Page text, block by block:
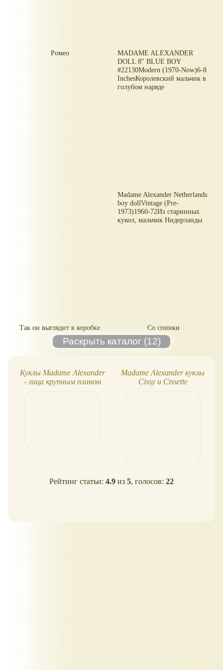
Ромео
MADAME ALEXANDER
DOLL 8" BLUE BOY
#22130Modern (1970-Now)6-8
InchesКоролевский мальчик в
голубом наряде
Madame Alexander Netherlands
boy dollVintage (Pre-
1973)1960-72Из старинных
кукол, мальчик Нидерланды
Так он выглядит в коробке Со спинки
Куклы Madame Alexander
- лица крупным планом
Madame Alexander куклы
Cissy и Cissette
Рейтинг статьи: 4.9 из 5, голосов: 22